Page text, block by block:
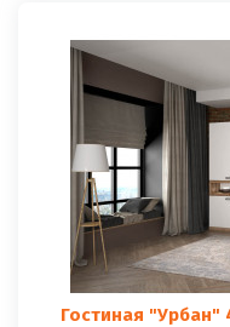
Гостиная "Урбан"